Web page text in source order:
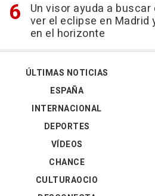
Un visor ayuda a
ver el eclipse en
en el horizonte
ÚLTIMAS NOTICIAS
ESPAÑA
INTERNACIONAL
DEPORTES
VÍDEOS
CHANCE
CULTURAOCIO